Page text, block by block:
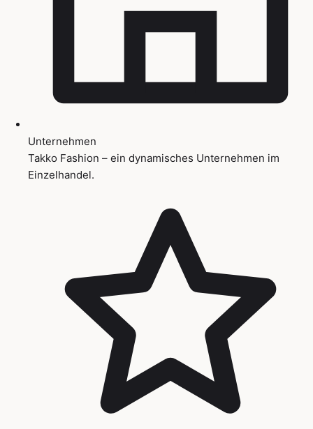
Unternehmen
Takko Fashion – ein dynamisches Unternehmen im
Einzelhandel.